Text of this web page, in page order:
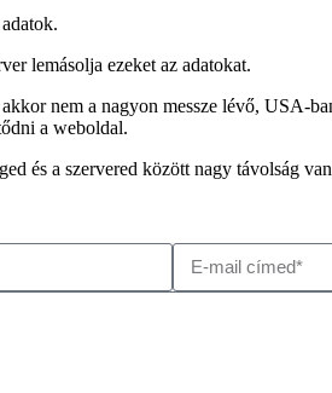
lemásolja ezeket az adatokat.
nem a nagyon messze lévő, USA-
a weboldal.
és a szervered között nagy távolság